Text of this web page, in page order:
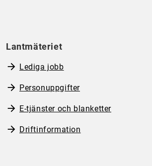
Lantmäteriet
Lediga jobb
Personuppgifter
E-tjänster och blanketter
Driftinformation